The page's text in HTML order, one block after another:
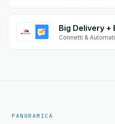
Connetti &
PANORAMICA